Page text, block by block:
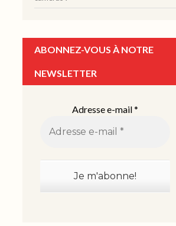
ABONNEZ-VOUS À NOTRE
NEWSLETTER
Adresse e-mail*